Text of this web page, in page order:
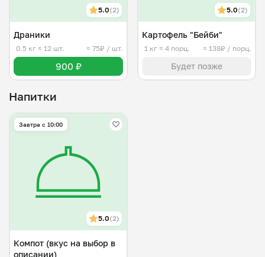
5.0(2)
Драники
0.5 кг ≈ 12 шт. ≈ 75₽ / шт.
900 ₽
5.0(2)
Картофель "Бейби"
1 кг ≈ 4 порц. ≈ 138₽ / порц.
Будет позже
Напитки
Завтра c 10:00
5.0(2)
Компот (вкус на выбор в
описании)